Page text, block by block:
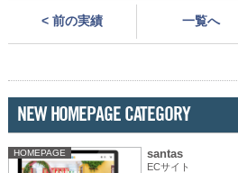
< 前の実績 一覧へ
NEW HOMEPAGE CATEGORY
HOMEPAGE santas
ECサイト